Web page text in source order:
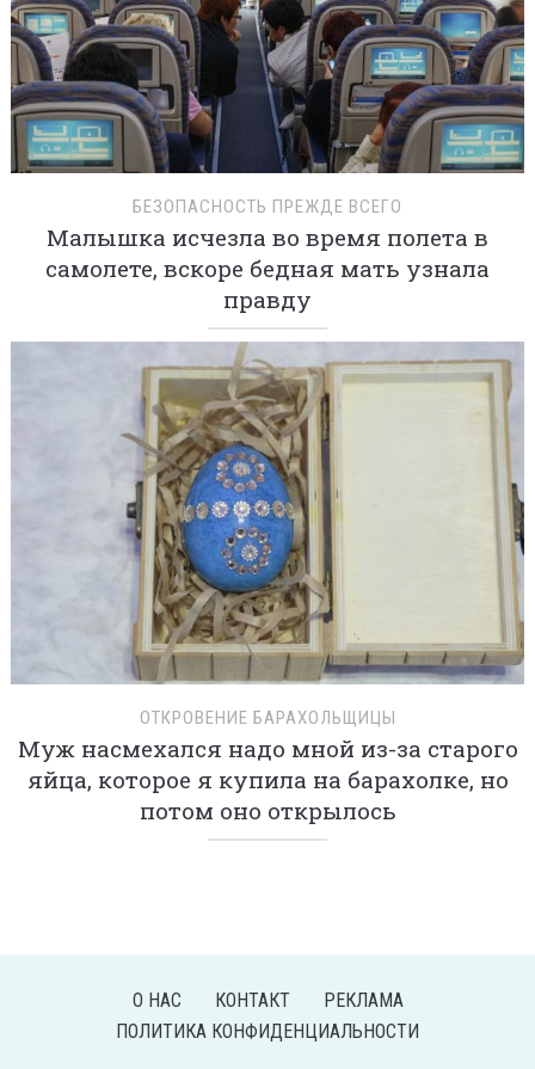
БЕЗОПАСНОСТЬ ПРЕЖДЕ ВСЕГО
Малышка исчезла во время полета в
самолете, вскоре бедная мать узнала
правду
ОТКРОВЕНИЕ БАРАХОЛЬЩИЦЫ
Муж насмехался надо мной из-за старого
яйца, которое я купила на барахолке, но
потом оно открылось
О НАС КОНТАКТ
РЕКЛАМА
ПОЛИТИКА КОНФИДЕНЦИАЛЬНОСТИ